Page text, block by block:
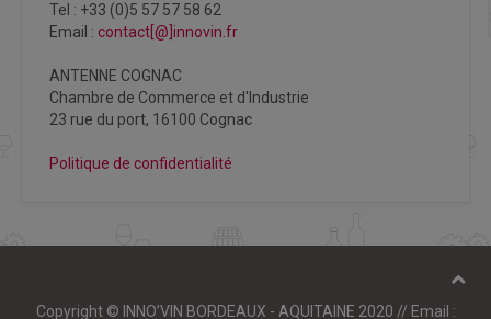
Tel : +33 (0)5 57 57 58 62
Email : contact[@]innovin.fr
ANTENNE COGNAC
Chambre de Commerce et d'Industrie
23 rue du port, 16100 Cognac
Politique de confidentialité
Copyright © INNO’VIN BORDEAUX - AQUITAINE 2020 // Email :